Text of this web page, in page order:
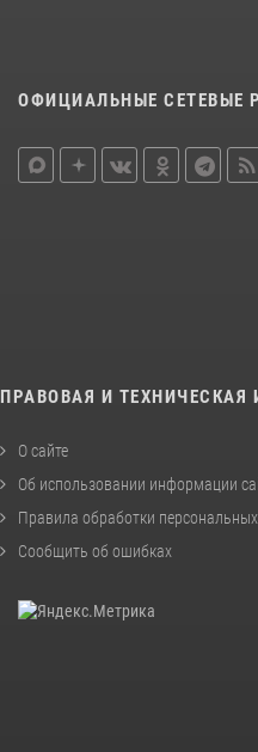
ОФИЦИАЛЬНЫЕ СЕТЕВЫЕ
ПРАВОВАЯ И
О сайте
Об использовании информации
Правила обработки
Сообщить об ошибках